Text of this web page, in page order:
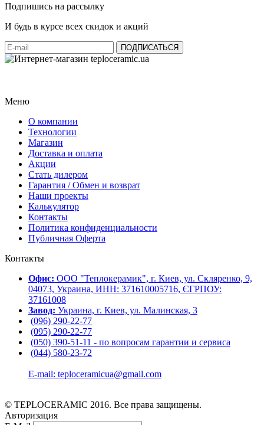
Подпишись на рассылку
И будь в курсе всех скидок и акций
Меню
О компании
Технологии
Магазин
Доставка и оплата
Акции
Стать дилером
Гарантия / Обмен и возврат
Наши проекты
Калькулятор
Контакты
Политика конфиденциальности
Публичная Оферта
Контакты
Офис: ООО "Теплокерамик", г. Киев, ул. Скляренко, 9,
04073, Украина, ИНН: 371610005716, ЄГРПОУ:
37161008
Завод: Украина, г. Киев, ул. Малинская, 3
(096) 290-22-77
(095) 290-22-77
(050) 390-51-11 - по вопросам гарантии и cервиса
(044) 580-23-72
E-mail: teploceramicua@gmail.com
© TEPLOCERAMIC 2016. Все права защищены.
Авторизация